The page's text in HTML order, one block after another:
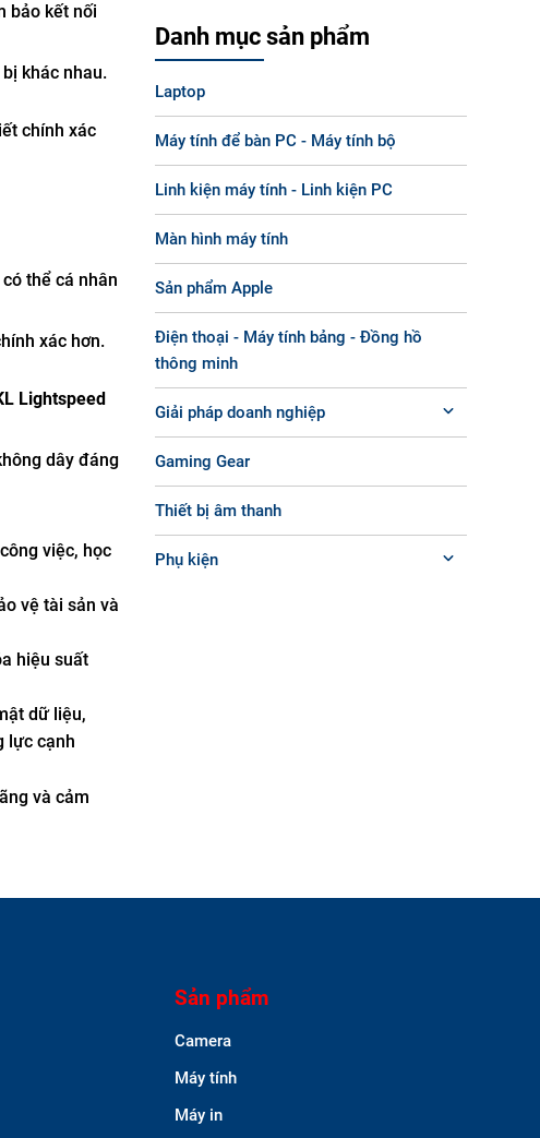
bảo kết nối
khác nhau.
chính xác
thể cá nhân
xác hơn.
Lightspeed
dây đáng
việc, học
vệ tài sản và
hiệu suất
dữ liệu,
lực cạnh
và cảm
Danh mục sản phẩm
Laptop
Máy tính để bàn PC - Máy tính bộ
Linh kiện máy tính - Linh kiện PC
Màn hình máy tính
Sản phẩm Apple
Điện thoại - Máy tính bảng - Đồng hồ
thông minh
Giải pháp doanh nghiệp
Gaming Gear
Thiết bị âm thanh
Phụ kiện
Sản phẩm
Camera
Máy tính
Máy in